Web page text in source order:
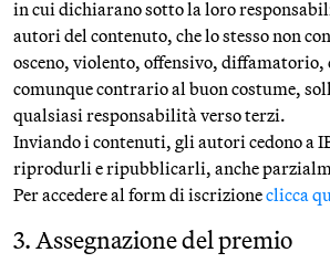
in cui dichiarano sotto la loro
autori del contenuto, che lo stesso non
osceno, violento, offensivo,
comunque contrario al buon costume,
qualsiasi responsabilità verso terzi.
Inviando i contenuti, gli autori cedono a
riprodurli e ripubblicarli, anche
Per accedere al form di iscrizioneclicca
3. Assegnazione del premio